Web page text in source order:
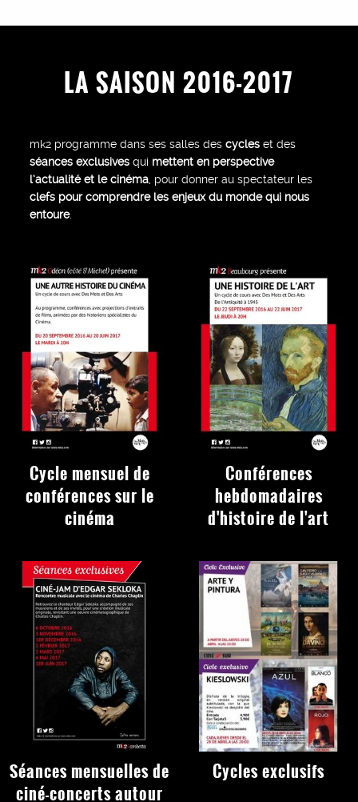
LA SAISON 2016-2017
mk2 programme dans ses salles descycleset des
séances exclusives qui mettent en perspective
l’actualité et le cinéma, pour donner au spectateur les
clefs pour comprendre les enjeux du monde qui nous
entoure.
Cycle mensuel de
conférences sur le
cinéma
Conférences
hebdomadaires
d'histoire de l'art
Séances mensuelles de
ciné-concerts autour
Cycles exclusifs